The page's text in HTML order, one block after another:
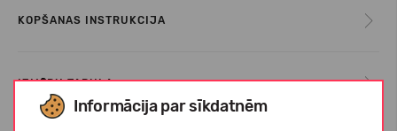
Informācija par sīkdatnēm
KOPŠANAS INSTRUKCIJA
IZMĒRU TABULA